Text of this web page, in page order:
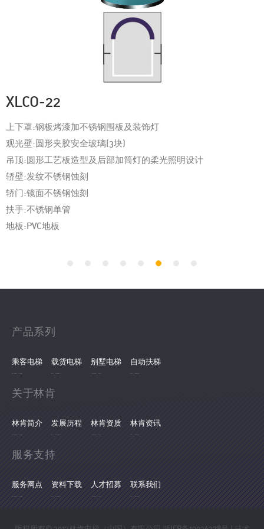
XLCO-22
上下罩:钢板烤漆加不锈钢围板及装饰灯
观光壁:圆形夹胶安全玻璃(3块)
吊顶:圆形工艺板造型及后部加筒灯的柔光照明设计
轿壁:发纹不锈钢蚀刻
轿门:镜面不锈钢蚀刻
扶手:不锈钢单管
地板:PVC地板
产品系列
乘客电梯 载货电梯 别墅电梯 自动扶梯
关于林肯
林肯简介 发展历程 林肯资质 林肯资讯
服务支持
服务网点 资料下载 人才招募 联系我们